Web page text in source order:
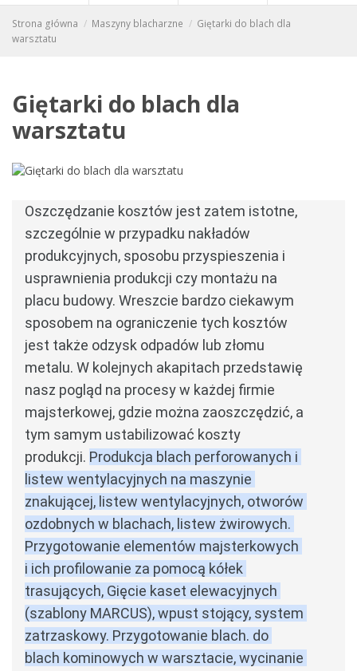
Strona główna Maszyny blacharzne
Giętarki do blach dla
warsztatu
Giętarki do blach dla
warsztatu
Oszczędzanie kosztów jest zatem istotne,
szczególnie w przypadku nakładów
produkcyjnych, sposobu przyspieszenia i
usprawnienia produkcji czy montażu na
placu budowy. Wreszcie bardzo ciekawym
sposobem na ograniczenie tych kosztów
jest także odzysk odpadów lub złomu
metalu. W kolejnych akapitach przedstawię
nasz pogląd na procesy w każdej firmie
majsterkowej, gdzie można zaoszczędzić, a
tym samym ustabilizować koszty
produkcji. Produkcja blach perforowanych i
listew wentylacyjnych na maszynie
znakującej, listew wentylacyjnych, otworów
ozdobnych w blachach, listew żwirowych.
Przygotowanie elementów majsterkowych
i ich profilowanie za pomocą kółek
trasujących, Gięcie kaset elewacyjnych
(szablony MARCUS), wpust stojący, system
zatrzaskowy. Przygotowanie blach. do
blach kominowych w warsztacie, wycinanie